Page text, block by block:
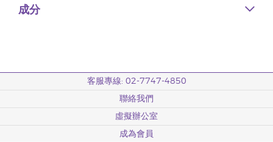
成分
客服專線: 02-7747-4850
聯絡我們
虛擬辦公室
成為會員